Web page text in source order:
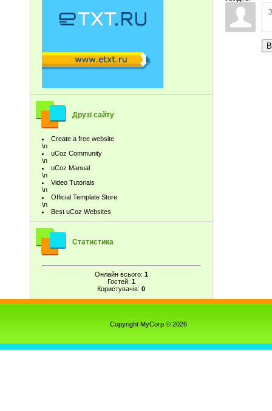
Друзі сайту
Create a free website
\n
uCoz Community
\n
uCoz Manual
\n
Video Tutorials
\n
Official Template Store
\n
Best uCoz Websites
Статистика
Онлайн всього: 1
Гостей: 1
Користувачів:0
Copyright MyCorp © 2026